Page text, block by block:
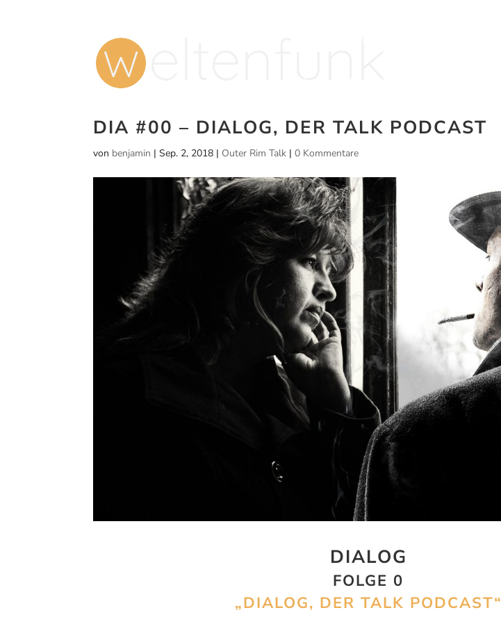
DIA #00 – DIALOG, DER TALK PODCAST
von benjamin |Sep. 2, 2018 | Outer Rim Talk |0 Kommentare
DIALOG
FOLGE 0
„DIALOG, DER TALK PODCAST“